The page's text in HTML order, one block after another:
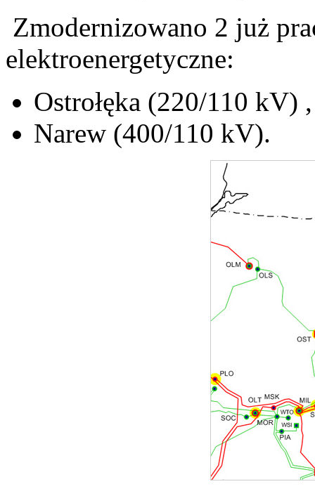
Zmodernizowano 2 już
elektroenergetyczne:
Ostrołęka (220/110 kV) ,
Narew (400/110 kV).